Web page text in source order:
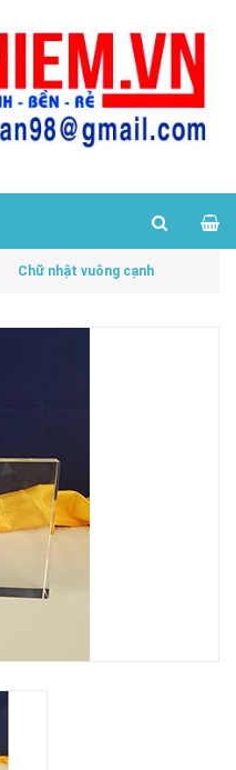
Chữ nhật vuông cạnh